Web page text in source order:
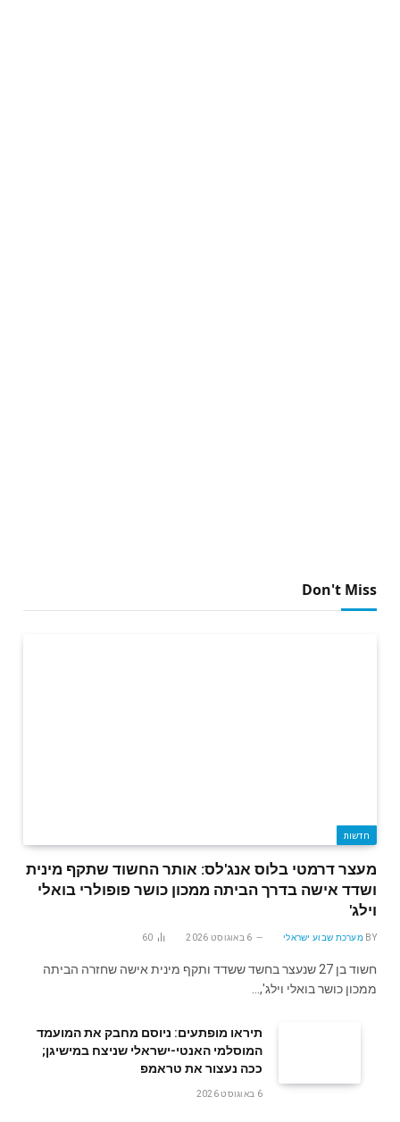
Don't Miss
חדשות
מעצר דרמטי בלוס אנג'לס: אותר החשוד שתקף מינית
ושדד אישה בדרך הביתה ממכון כושר פופולרי בואלי
וילג'
BY מערכת שבוע ישראלי 6 באוגוסט 2026 60
חשוד בן 27 שנעצר בחשד ששדד ותקף מינית אישה שחזרה הביתה
ממכון כושר בואלי וילג',…
תיראו מופתעים: ניוסם מחבק את המועמד
המוסלמי האנטי-ישראלי שניצח במישיגן;
ככה נעצור את טראמפ
6 באוגוסט 2026